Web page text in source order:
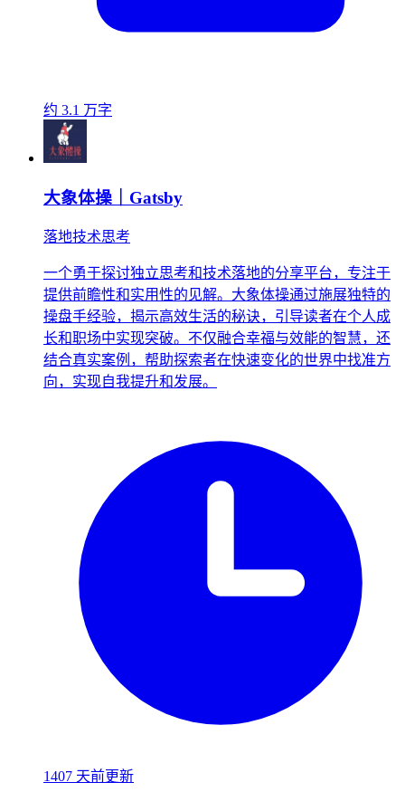
约 3.1 万字
大象体操｜Gatsby
落地技术思考
一个勇于探讨独立思考和技术落地的分享平台，专注于
提供前瞻性和实用性的见解。大象体操通过施展独特的
操盘手经验，揭示高效生活的秘诀，引导读者在个人成
长和职场中实现突破。不仅融合幸福与效能的智慧，还
结合真实案例，帮助探索者在快速变化的世界中找准方
向，实现自我提升和发展。
1407 天前更新